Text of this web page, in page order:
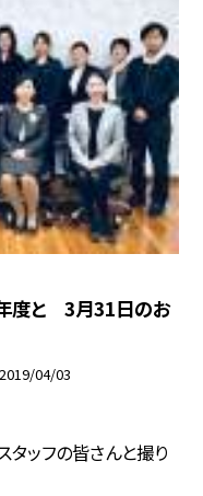
度と 3月31日のお
2019/04/03
タッフの皆さんと撮り